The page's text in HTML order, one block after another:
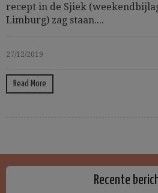
recept in de Sjiek
Limburg) zag staan....
27/12/2019
Read More
Recente